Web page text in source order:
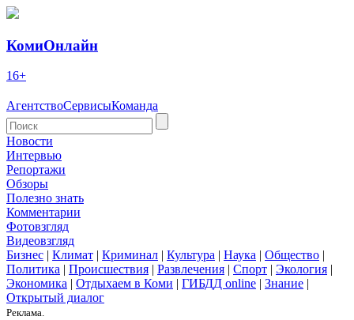
КомиОнлайн
16+
АгентствоСервисыКоманда
Новости
Интервью
Репортажи
Обзоры
Полезно знать
Комментарии
Фотовзгляд
Видеовзгляд
Бизнес | Климат | Криминал | Культура | Наука | Общество |
Политика | Происшествия | Развлечения | Спорт | Экология |
Экономика | Отдыхаем в Коми | ГИБДД online | Знание |
Открытый диалог
Реклама.